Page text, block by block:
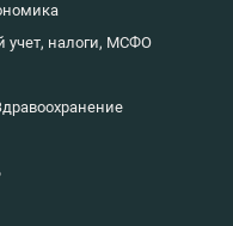
учет, налоги, МСФО